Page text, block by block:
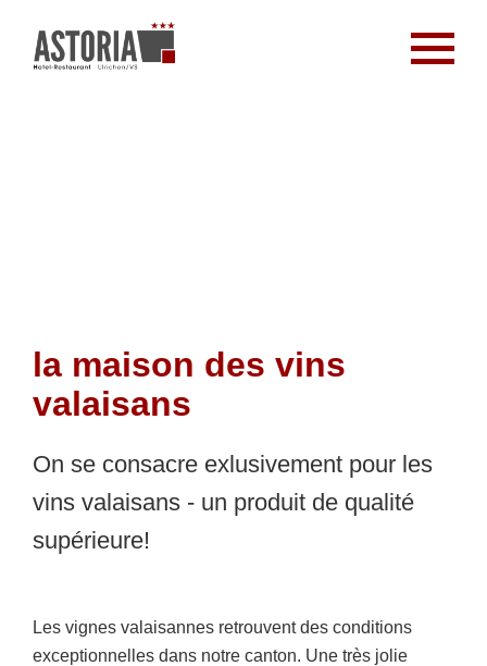
la maison des vins
valaisans
On se consacre exlusivement pour les
vins valaisans - un produit de qualité
supérieure!
Les vignes valaisannes retrouvent des conditions
exceptionnelles dans notre canton. Une très jolie